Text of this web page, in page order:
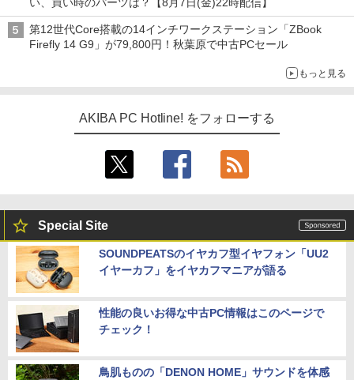
い、買い時のパーツは？【8月7日(金)22時配信】
第12世代Core搭載の14インチワークステーション「ZBook
Firefly 14 G9」が79,800円！秋葉原で中古PCセール
もっと見る
AKIBA PC Hotline! をフォローする
Special Site
SOUNDPEATSのイヤカフ型イヤフォン「UU2
イヤーカフ」をイヤカフマニアが語る
性能の良いお得な中古PC情報はこのページで
チェック！
鳥肌ものの「DENON HOME」サウンドを体感